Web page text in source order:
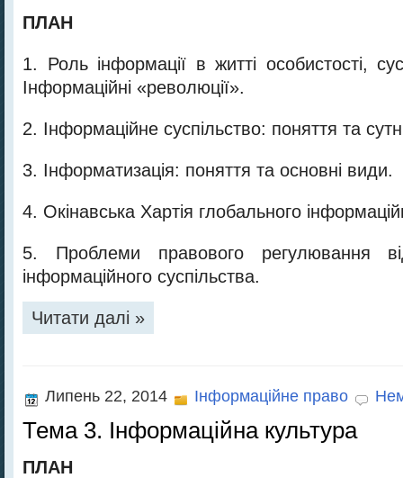
ПЛАН
1. Роль інформації в житті особистості,
Інформаційні «революції».
2. Інформаційне суспільство: поняття та
3. Інформатизація: поняття та основні види.
4. Окінавська Хартія глобального
5. Проблеми правового регулювання
інформаційного суспільства.
Читати далі »
Липень 22, 2014 Інформаційне право
Тема 3. Інформаційна культура
ПЛАН